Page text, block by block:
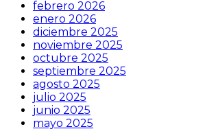
febrero 2026
enero 2026
diciembre 2025
noviembre 2025
octubre 2025
septiembre 2025
agosto 2025
julio 2025
junio 2025
mayo 2025